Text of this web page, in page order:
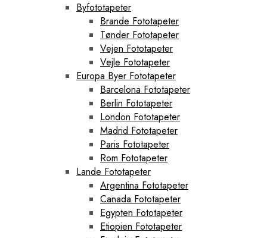
Byfototapeter
Brande Fototapeter
Tønder Fototapeter
Vejen Fototapeter
Vejle Fototapeter
Europa Byer Fototapeter
Barcelona Fototapeter
Berlin Fototapeter
London Fototapeter
Madrid Fototapeter
Paris Fototapeter
Rom Fototapeter
Lande Fototapeter
Argentina Fototapeter
Canada Fototapeter
Egypten Fototapeter
Etiopien Fototapeter